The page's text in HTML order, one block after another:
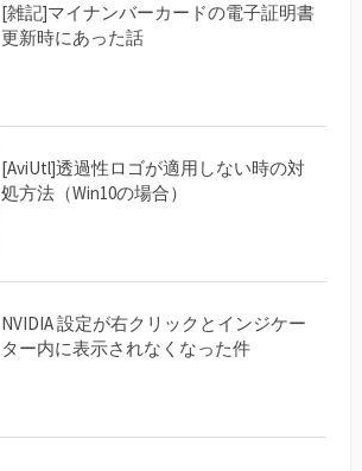
[雑記]マイナンバーカードの電子証明書
更新時にあった話
[AviUtl]透過性ロゴが適用しない時の対
処方法（Win10の場合）
NVIDIA 設定が右クリックとインジケー
ター内に表示されなくなった件